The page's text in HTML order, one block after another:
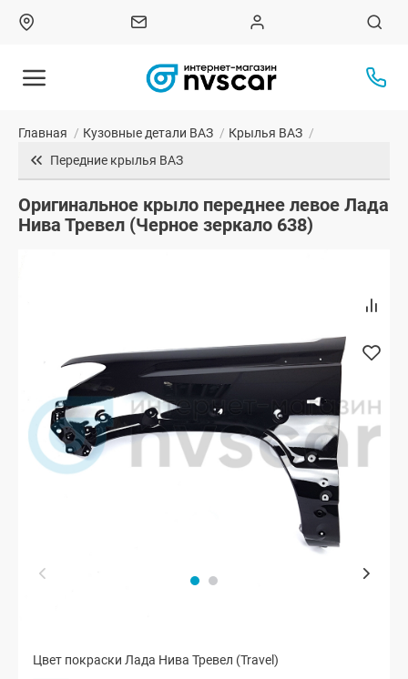
Главная / Кузовные детали ВАЗ / Крылья ВАЗ /
Передние крылья ВАЗ
Оригинальное крыло переднее левое Лада
Нива Тревел (Черное зеркало 638)
Цвет покраски Лада Нива Тревел (Travel)